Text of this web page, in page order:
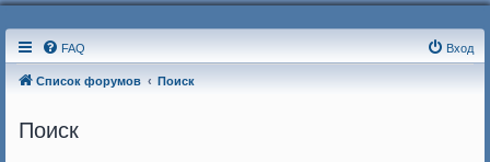
FAQ Вход
Список форумов Поиск
Поиск